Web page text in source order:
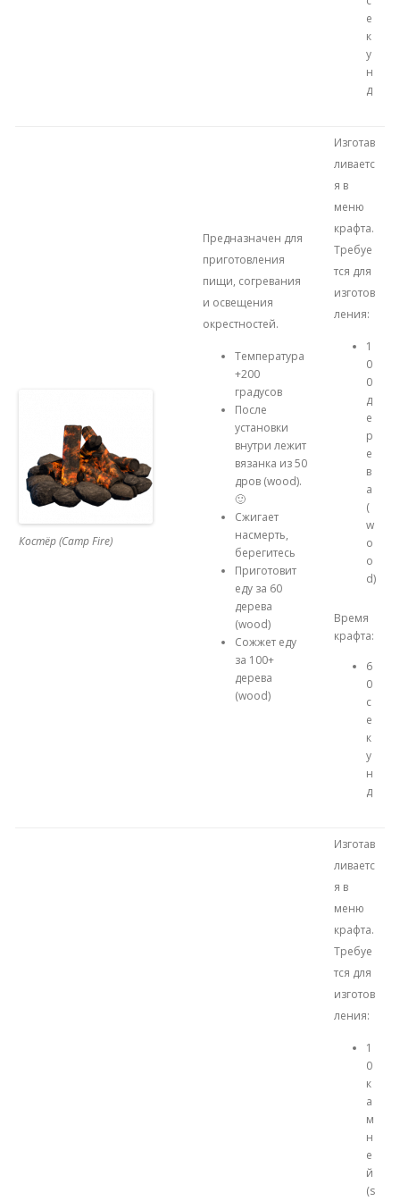
е
к
у
н
д
Костёр (Camp Fire)
Предназначен для
приготовления
пищи, согревания
и освещения
окрестностей.
Температура
+200
градусов
После
установки
внутри лежит
вязанка из 50
дров (wood).
🙂
Сжигает
насмерть,
берегитесь
Приготовит
еду за 60
дерева
(wood)
Сожжет еду
за 100+
дерева
(wood)
Изготав
ливаетс
я в
меню
крафта.
Требуе
тся для
изготов
ления:
1
0
0
д
е
р
е
в
а
(
w
o
o
d)
Время
крафта:
6
0
с
е
к
у
н
д
Изготав
ливаетс
я в
меню
крафта.
Требуе
тся для
изготов
ления:
1
0
к
а
м
н
е
й
(s